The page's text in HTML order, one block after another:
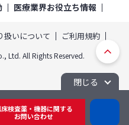
医療業界お役立ち情報
扱いについて ご利用規約
Ltd. All Rights Reserved.
ト
ッ
プ
へ
検査薬・機器に関する
お問い合わせ
閉じる